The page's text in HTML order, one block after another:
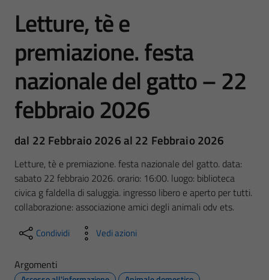
Letture, tè e
premiazione. festa
nazionale del gatto – 22
febbraio 2026
dal 22 Febbraio 2026 al 22 Febbraio 2026
Letture, tè e premiazione. festa nazionale del gatto. data:
sabato 22 febbraio 2026. orario: 16:00. luogo: biblioteca
civica g faldella di saluggia. ingresso libero e aperto per tutti.
collaborazione: associazione amici degli animali odv ets.
Condividi Vedi azioni
Argomenti